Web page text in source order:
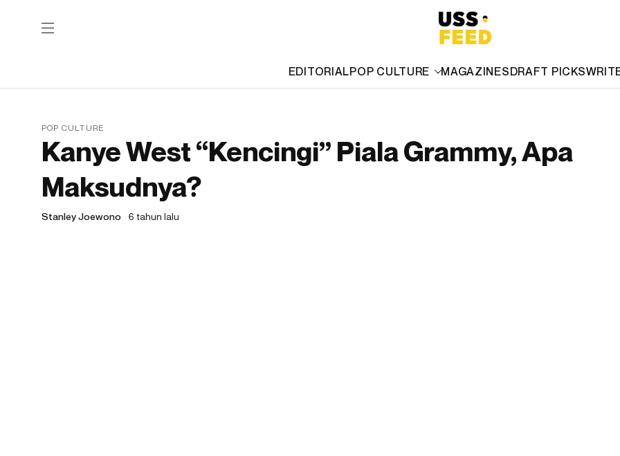
EDITORIALPOP CULTURE MAGAZINESDRAFT PICKS
POP CULTURE
Kanye West “Kencingi” Piala Grammy, Apa
Maksudnya?
Stanley Joewono 6 tahun lalu